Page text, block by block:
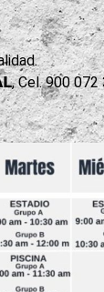
Cel. 900 072